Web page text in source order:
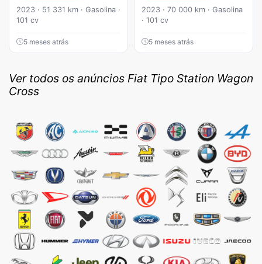
2023 · 51 331 km · Gasolina ·
101 cv
5 meses atrás
2023 · 70 000 km · Gasolina
· 101 cv
5 meses atrás
Ver todos os anúncios Fiat Tipo Station Wagon
Cross